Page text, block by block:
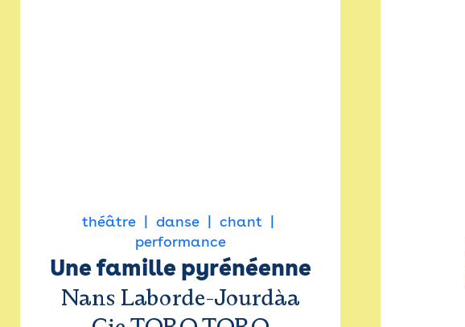
théâtre danse
chant
performance
Une famille pyrénéenne
Nans Laborde-Jourdàa